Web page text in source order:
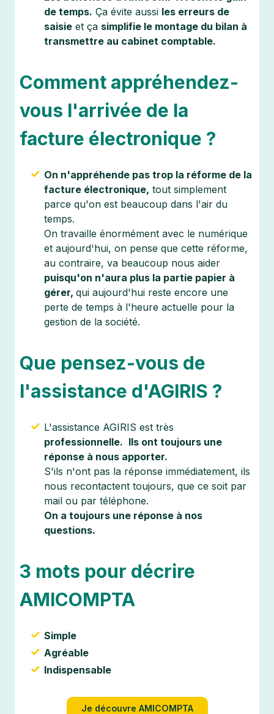
de temps. Ça évite aussi les erreurs de
saisie et ça simplifie le montage du bilan à
transmettre au cabinet comptable.
Comment appréhendez-
vous l'arrivée de la
facture électronique ?
On n'appréhende pas trop la réforme de la
facture électronique, tout simplement
parce qu'on est beaucoup dans l'air du
temps.
On travaille énormément avec le numérique
et aujourd'hui, on pense que cette réforme,
au contraire, va beaucoup nous aider
puisqu'on n'aura plus la partie papier à
gérer, qui aujourd'hui reste encore une
perte de temps à l'heure actuelle pour la
gestion de la société.
Que pensez-vous de
l'assistance d'AGIRIS ?
L'assistance AGIRIS est très
professionnelle. Ils ont toujours une
réponse à nous apporter.
S'ils n'ont pas la réponse immédiatement, ils
nous recontactent toujours, que ce soit par
mail ou par téléphone.
On a toujours une réponse à nos
questions.
3 mots pour décrire
AMICOMPTA
Simple
Agréable
Indispensable
Je découvre AMICOMPTA